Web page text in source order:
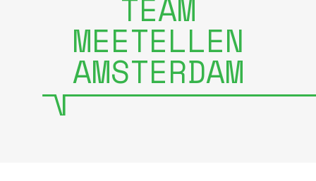
TEAM
MEETELLEN
AMSTERDAM